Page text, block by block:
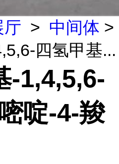
厅 > 中间体 >
四氢甲基...
-1,4,5,6-
啶-4-羧